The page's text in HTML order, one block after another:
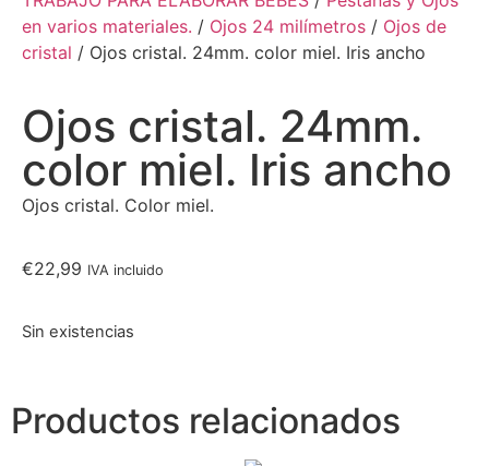
en varios materiales. / Ojos 24 milímetros / Ojos de
cristal / Ojos cristal. 24mm. color miel. Iris ancho
Ojos cristal. 24mm.
color miel. Iris ancho
Ojos cristal. Color miel.
€22,99 IVA incluido
Sin existencias
Productos relacionados